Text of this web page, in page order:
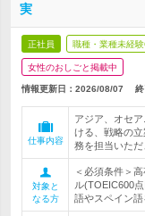
実
正社員 職種・業種未経
女性のおしごと掲載中
情報更新日：2026/08/07 終
仕事内容
アジア、オセ
ける、戦略の
務を担当いただ
対象と
なる方
＜必須条件＞
ル(TOEIC600
語やスペイン